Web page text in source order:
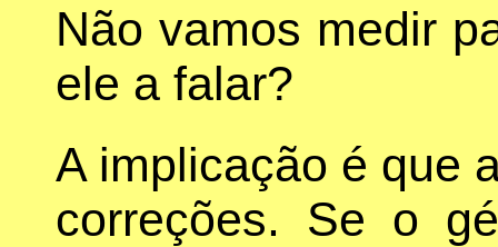
Não vamos medir
ele a falar?
A implicação é que
correções. Se o